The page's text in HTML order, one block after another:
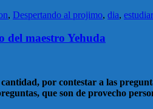
, Despertando al projimo, dia, estudiar
del maestro Yehuda
por contestar a las
que son de provecho